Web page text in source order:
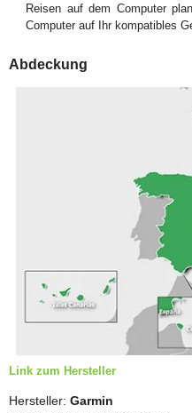
Reisen auf dem Computer
Computer auf Ihr kompatibles
Abdeckung
Link zum Hersteller
Hersteller: Garmin